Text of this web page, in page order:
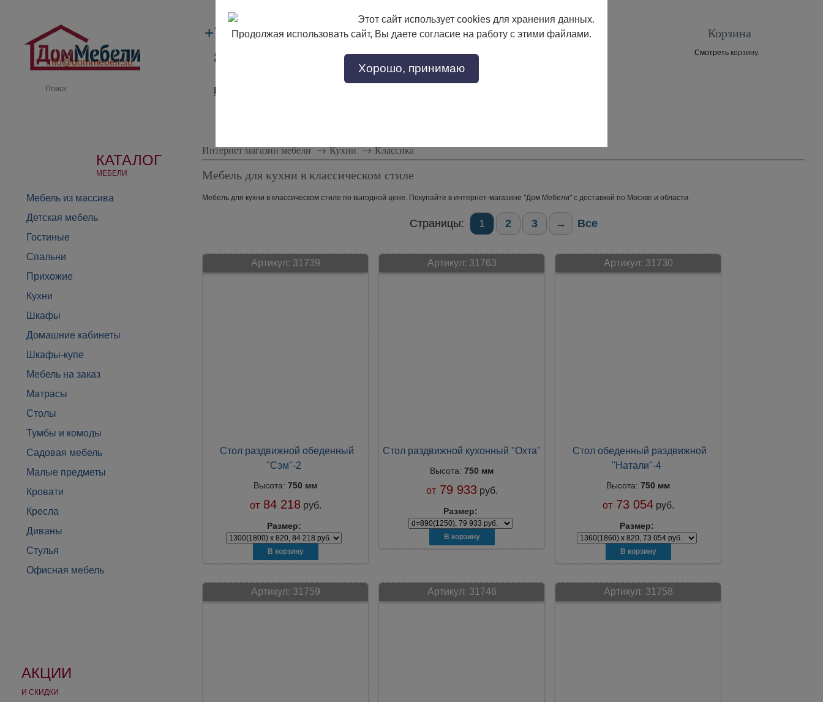
info@dommebeli.su
+7 (495)133-17-89
8 (800) 302-17-89
с 9:00 до 18:00
Заказать звонок
Производители
Корзина
Смотреть корзину.
КАТАЛОГ
МЕБЕЛИ
Мебель из массива
Детская мебель
Гостиные
Спальни
Прихожие
Кухни
Шкафы
Домашние кабинеты
Шкафы-купе
Мебель на заказ
Матрасы
Столы
Тумбы и комоды
Садовая мебель
Малые предметы
Кровати
Кресла
Диваны
Стулья
Офисная мебель
АКЦИИ
И СКИДКИ
Интернет магазин мебели→ Кухни→ Классика
Мебель для кухни в классическом стиле
Мебель для кухни в классическом стиле по выгодной цене. Покупайте в интернет-магазине "Дом Мебели" с доставкой по Москве и области.
Страницы: 1 2 3 → Все
Артикул: 31739
Стол раздвижной обеденный
"Сэм"-2
Высота: 750 мм
от84 218 руб.
Размер:
Артикул: 31763
Стол раздвижной кухонный "Охта"
Высота: 750 мм
от79 933 руб.
Размер:
Артикул: 31730
Стол обеденный раздвижной
"Натали"-4
Высота: 750 мм
от73 054 руб.
Размер:
Артикул: 31759 Артикул: 31746 Артикул: 31758
Этот сайт использует cookies для хранения данных.
Продолжая использовать сайт, Вы даете согласие на работу с этими файлами.
Хорошо, принимаю